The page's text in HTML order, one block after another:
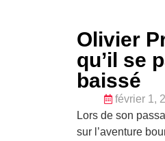
Olivier
qu’il se
baissé
février 1,
Lors de son
sur l’aventure